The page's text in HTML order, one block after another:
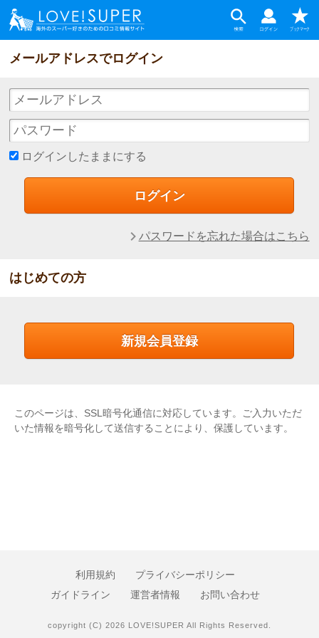
メールアドレスでログイン
ログインしたままにする
パスワードを忘れた場合はこちら
はじめての方
このページは、SSL暗号化通信に対応しています。ご入力いただ
いた情報を暗号化して送信することにより、保護しています。
利用規約
プライバシーポリシー
ガイドライン
運営者情報 お問い合わせ
copyright (C) 2026 LOVE!SUPER All Rights Reserved.